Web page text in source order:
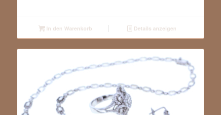
In den Warenkorb Details anzeigen